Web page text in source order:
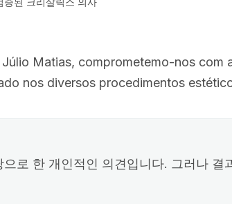
Matias, comprometemo-nos com
nos diversos procedimentos
로 한 개인적인 의견입니다. 그러나 결